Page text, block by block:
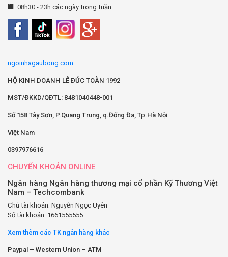
08h30 - 23h các ngày trong tuần
ngoinhagaubong.com
HỘ KINH DOANH LÊ ĐỨC TOÀN 1992
MST/ĐKKD/QĐTL: 8481040448-001
Số 158 Tây Sơn, P.Quang Trung, q.Đống Đa, Tp.Hà Nội
Việt Nam
0397976616
CHUYỂN KHOẢN ONLINE
Ngân hàng Ngân hàng thương mại cổ phần Kỹ Thương Việt
Nam – Techcombank
Chủ tài khoản: Nguyễn Ngọc Uyên
Số tài khoản: 1661555555
Xem thêm các TK ngân hàng khác
Paypal – Western Union – ATM